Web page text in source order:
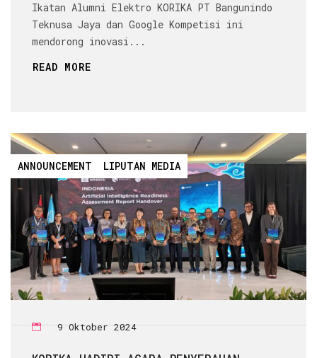
Ikatan Alumni Elektro KORIKA PT Bangunindo
Teknusa Jaya dan Google Kompetisi ini
mendorong inovasi...
READ MORE
ANNOUNCEMENT LIPUTAN MEDIA
9 Oktober 2024